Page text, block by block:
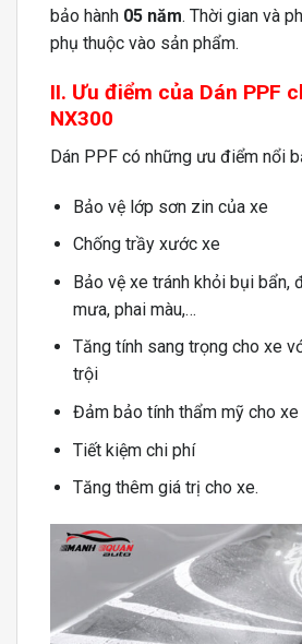
bảo hành 05 năm. Thời gian và
phụ thuộc vào sản phẩm.
II. Ưu điểm của Dán PPF
NX300
Dán PPF có những ưu điểm nổi
Bảo vệ lớp sơn zin của xe
Chống trầy xước xe
Bảo vệ xe tránh khỏi bụi bẩn,
mưa, phai màu,…
Tăng tính sang trọng cho xe
trội
Đảm bảo tính thẩm mỹ cho xe
Tiết kiệm chi phí
Tăng thêm giá trị cho xe.